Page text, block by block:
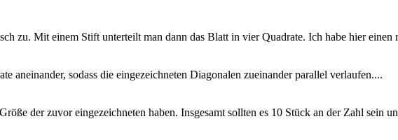
zu. Mit einem Stift unterteilt man dann das Blatt in vier Quadrate. Ich habe hier einen
aneinander, sodass die eingezeichneten Diagonalen zueinander parallel verlaufen....
der zuvor eingezeichneten haben. Insgesamt sollten es 10 Stück an der Zahl sein